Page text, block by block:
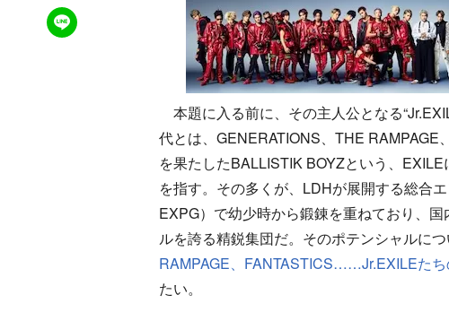
LINEで送る
本題に入る前に、その主人公となる
代とは、GENERATIONS、THE
を果たしたBALLISTIK BOYZという、
を指す。その多くが、LDHが展開する総合
EXPG）で幼少時から鍛錬を重ねており、
ルを誇る精鋭集団だ。そのポテンシャルに
RAMPAGE、FANTASTICS……Jr.EXILEたち
たい。